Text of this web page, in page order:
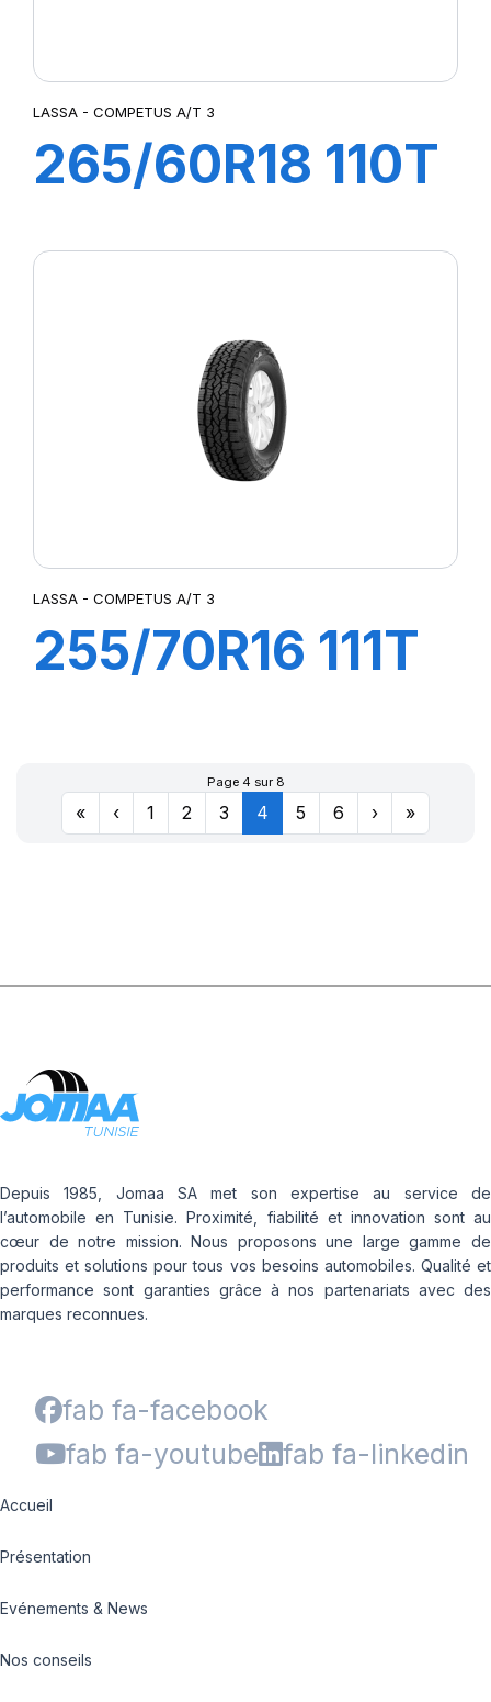
LASSA - COMPETUS A/T 3
265/60R18 110T
LASSA - COMPETUS A/T 3
255/70R16 111T
3
Page 4 sur 8
« ‹ 1 2 3 4 5 6 › »
Depuis 1985, Jomaa SA met son expertise au service de
l’automobile en Tunisie. Proximité, fiabilité et innovation sont au
cœur de notre mission. Nous proposons une large gamme de
produits et solutions pour tous vos besoins automobiles. Qualité et
performance sont garanties grâce à nos partenariats avec des
marques reconnues.
fab fa-facebook
fab fa-youtube
fab fa-linkedin
Accueil
Présentation
Evénements & News
Nos conseils